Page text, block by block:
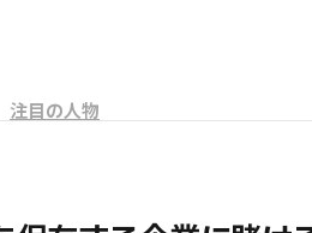
注目の人物